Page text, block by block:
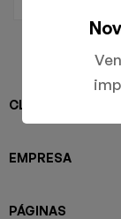
CLIENTES
EMPRESA
PÁGINAS